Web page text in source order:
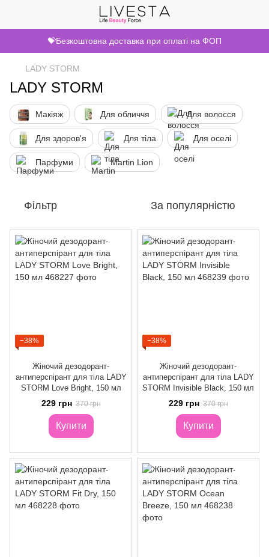
💝Безкоштовна доставка при оплаті на ФОП
LADY STORM
LADY STORM
Макіяж Для обличчя Для волосся
Для здоров'я Для тіла Для оселі
Парфуми Martin Lion
Фільтр За популярністю
−38%
Жіночий дезодорант-
антиперспірант для тіла LADY
STORM Love Bright, 150 мл
229 грн 370 грн
Купити
−38%
Жіночий дезодорант-
антиперспірант для тіла LADY
STORM Invisible Black, 150 мл
229 грн 370 грн
Купити